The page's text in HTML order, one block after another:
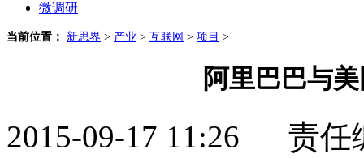
微调研
当前位置： 新思界 > 产业 > 互联网 > 项目 >
阿里巴巴与
2015-09-17 11:26 责